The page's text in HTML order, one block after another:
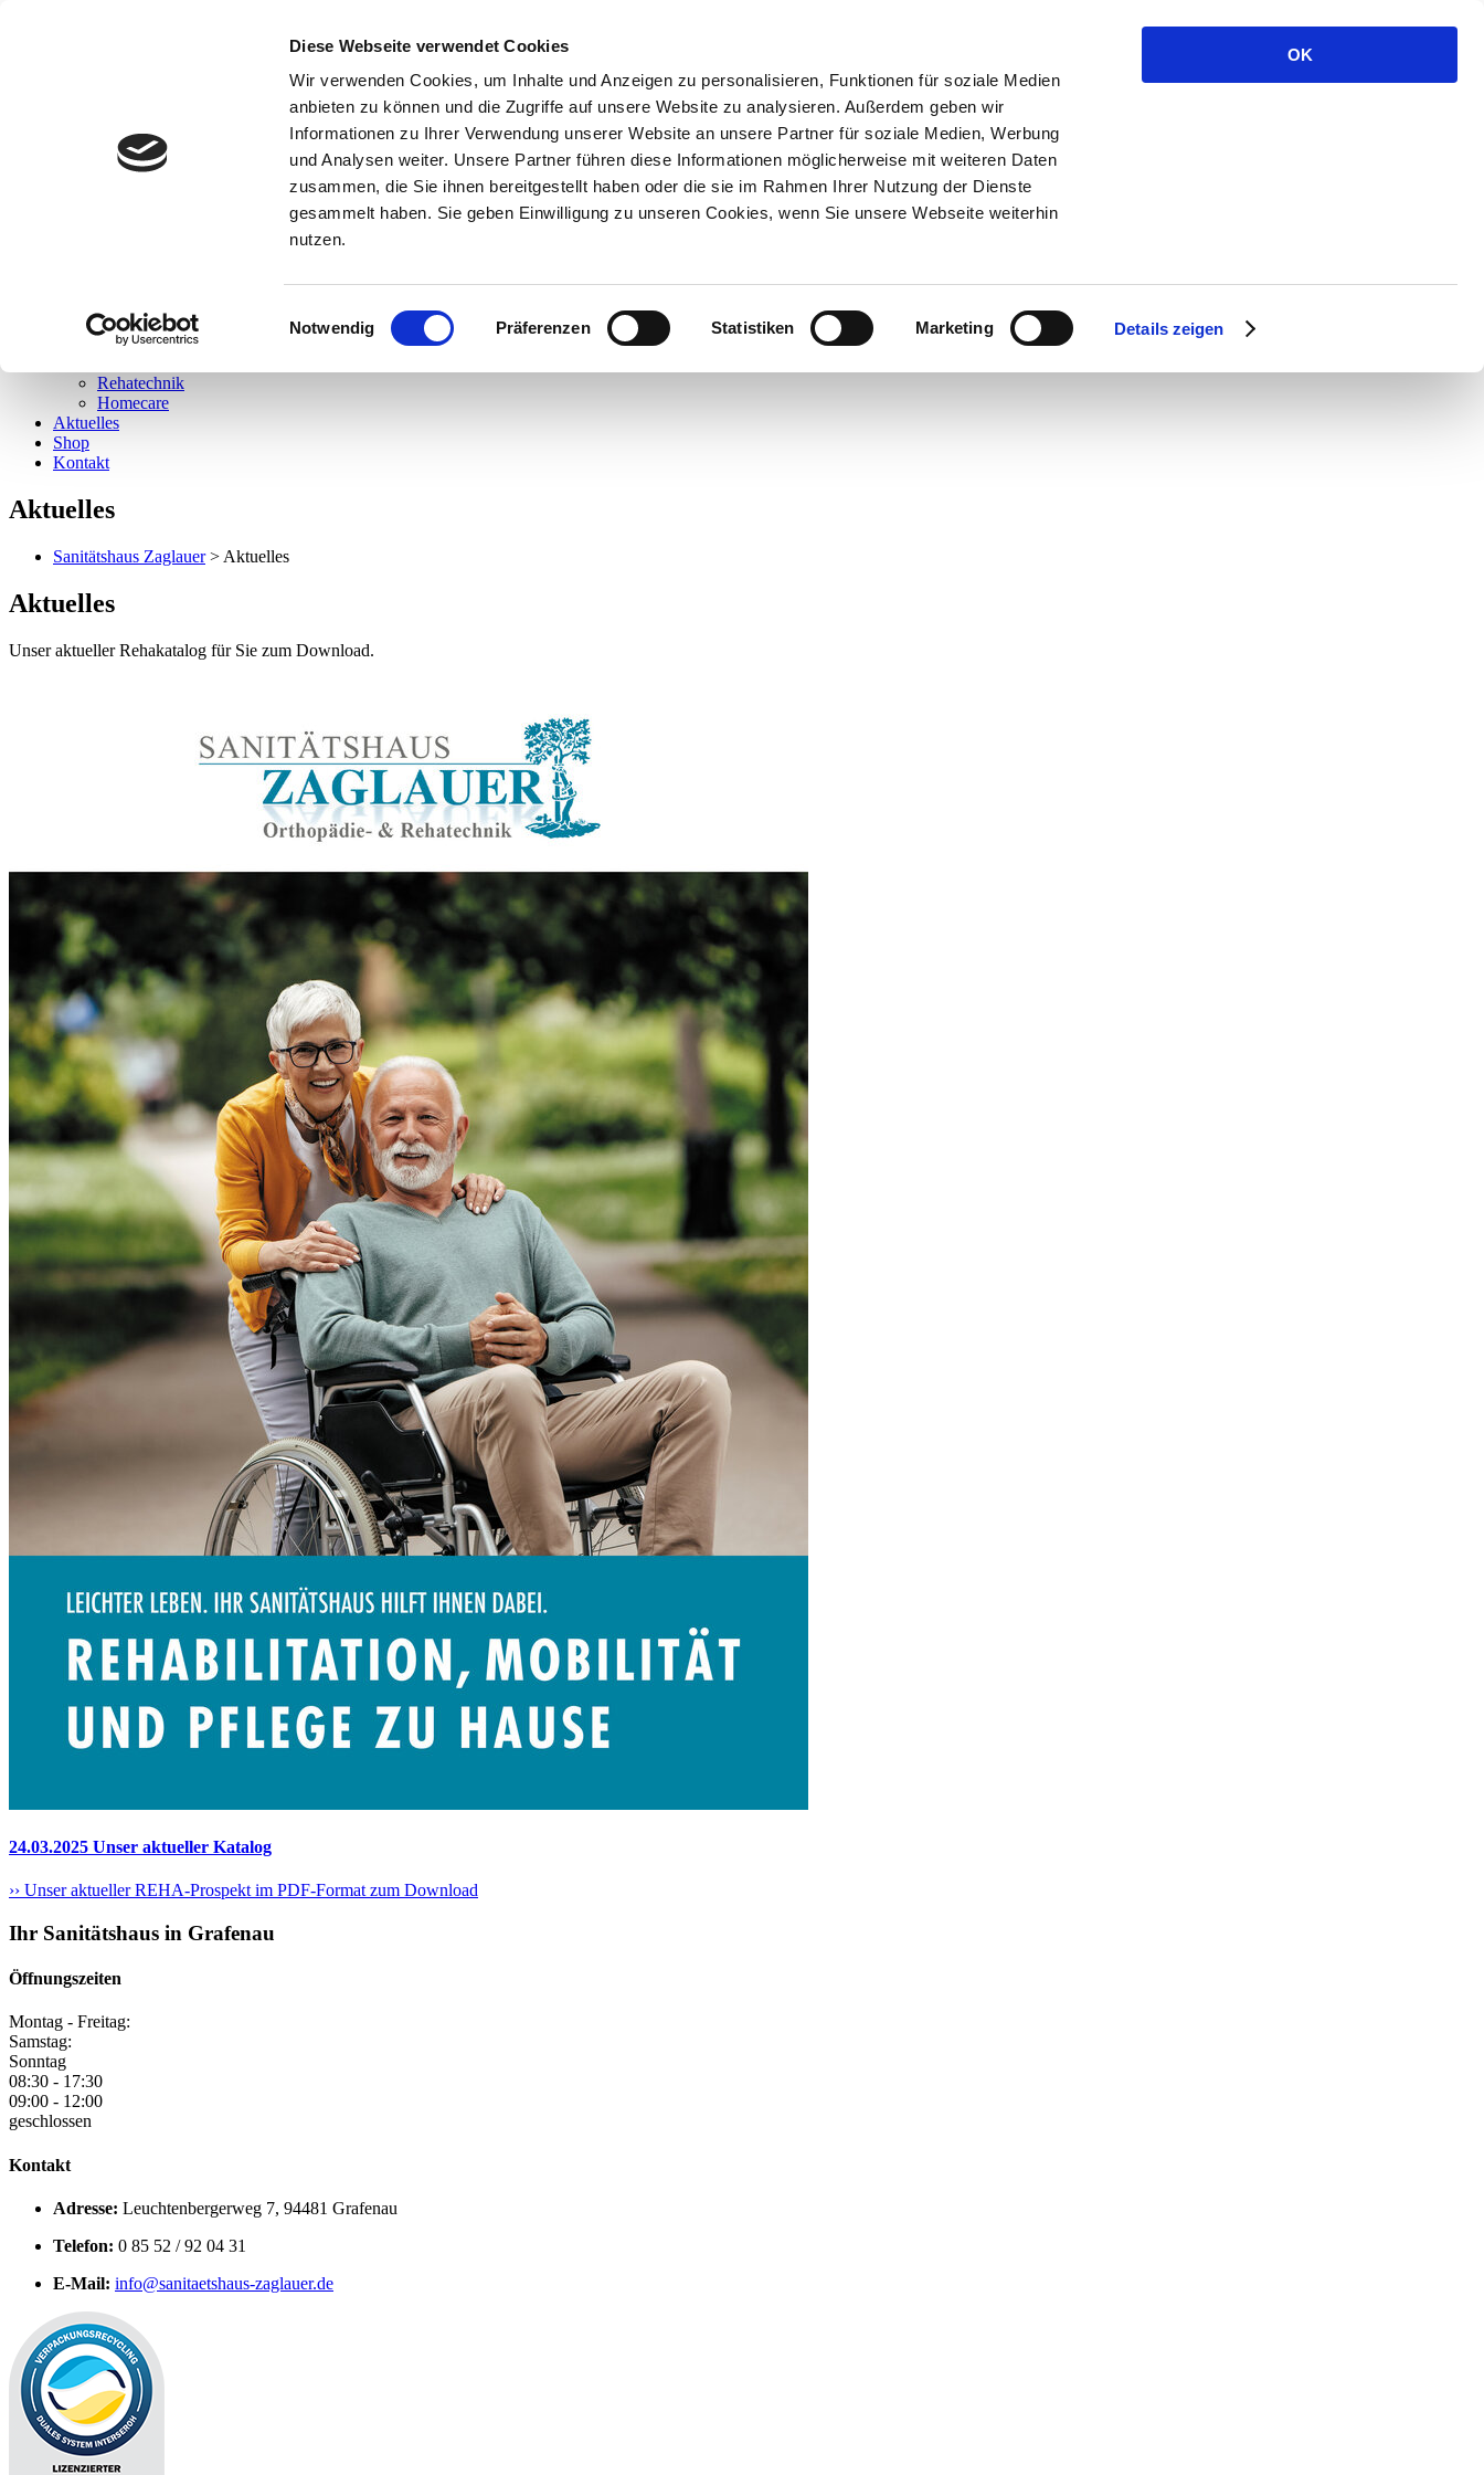
Diese Webseite verwendet Cookies
Wir verwenden Cookies, um Inhalte und Anzeigen zu personalisieren, Funktionen für soziale Medien
anbieten zu können und die Zugriffe auf unsere Website zu analysieren. Außerdem geben wir
Informationen zu Ihrer Verwendung unserer Website an unsere Partner für soziale Medien, Werbung
und Analysen weiter. Unsere Partner führen diese Informationen möglicherweise mit weiteren Daten
zusammen, die Sie ihnen bereitgestellt haben oder die sie im Rahmen Ihrer Nutzung der Dienste
gesammelt haben. Sie geben Einwilligung zu unseren Cookies, wenn Sie unsere Webseite weiterhin
nutzen.
Einwilligungsauswahl
Notwendig Präferenzen Statistiken Marketing Details zeigen
OK
Orthopädietechnik
Rehatechnik
Homecare
Aktuelles
Shop
Kontakt
Aktuelles
Sanitätshaus Zaglauer> Aktuelles
Aktuelles
Unser aktueller Rehakatalog für Sie zum Download.
24.03.2025 Unser aktueller Katalog
›› Unser aktueller REHA-Prospekt im PDF-Format zum Download
Ihr Sanitätshaus in Grafenau
Öffnungszeiten
Montag - Freitag:
Samstag:
Sonntag
08:30 - 17:30
09:00 - 12:00
geschlossen
Kontakt
Adresse: Leuchtenbergerweg 7, 94481 Grafenau
Telefon: 0 85 52 / 92 04 31
E-Mail: info@sanitaetshaus-zaglauer.de